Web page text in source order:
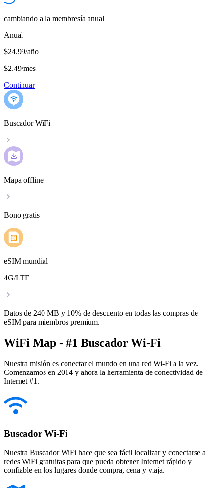
cambiando a la membresía anual
Anual
$24.99/año
$2.49/mes
Continuar
Buscador WiFi
Mapa offline
Bono gratis
eSIM mundial
4G/LTE
Datos de 240 MB y 10% de descuento en todas las compras de
eSIM para miembros premium.
WiFi Map - #1 Buscador Wi-Fi
Nuestra misión es conectar el mundo en una red Wi-Fi a la vez.
Comenzamos en 2014 y ahora la herramienta de conectividad de
Internet #1.
Buscador Wi-Fi
Nuestra Buscador WiFi hace que sea fácil localizar y conectarse a
redes WiFi gratuitas para que pueda obtener Internet rápido y
confiable en los lugares donde compra, cena y viaja.